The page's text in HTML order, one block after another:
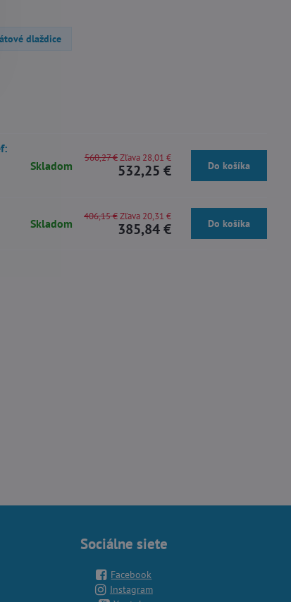
dlaždice
Skladom 532,25 €
560,27 €Zľava 28,01 €
Do košíka
Skladom 385,84 €
406,15 €Zľava 20,31 €
Do košíka
Sociálne siete
Facebook
Instagram